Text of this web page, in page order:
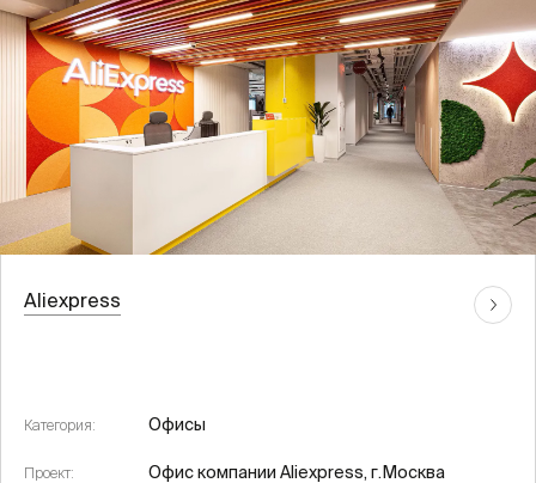
Aliexpress
Категория: Офисы
Проект: Офис компании Aliexpress, г.Москва